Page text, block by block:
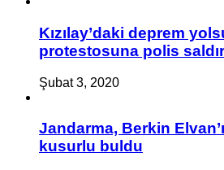
Kızılay’daki deprem
protestosuna polis
Şubat 3, 2020
Jandarma, Berkin
kusurlu buldu